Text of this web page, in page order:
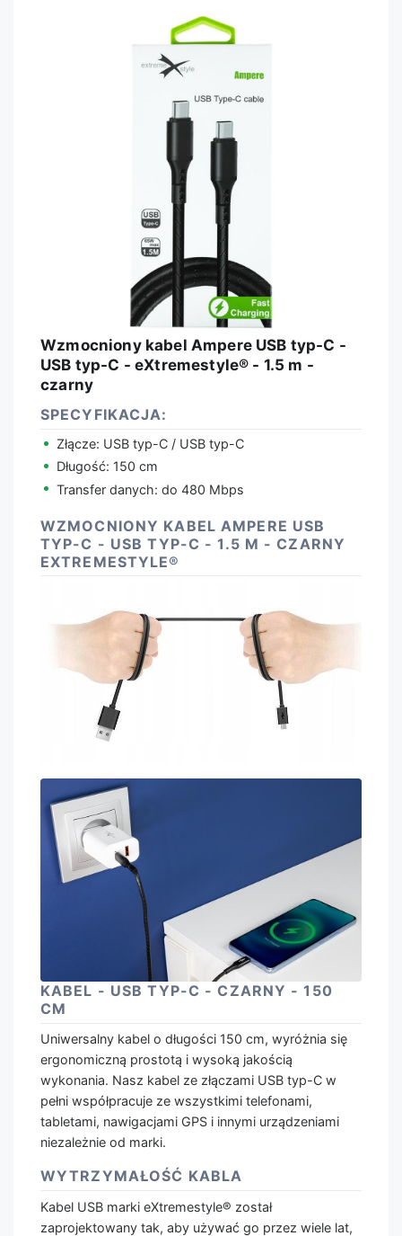
Wzmocniony kabel Ampere USB typ-C -
USB typ-C - eXtremestyle® - 1.5 m -
czarny
SPECYFIKACJA:
Złącze: USB typ-C / USB typ-C
Długość: 150 cm
Transfer danych: do 480 Mbps
WZMOCNIONY KABEL AMPERE USB
TYP-C - USB TYP-C - 1.5 M - CZARNY
EXTREMESTYLE®
KABEL - USB TYP-C - CZARNY - 150
CM
Uniwersalny kabel o długości 150 cm, wyróżnia się
ergonomiczną prostotą i wysoką jakością
wykonania. Nasz kabel ze złączami USB typ-C w
pełni współpracuje ze wszystkimi telefonami,
tabletami, nawigacjami GPS i innymi urządzeniami
niezależnie od marki.
WYTRZYMAŁOŚĆ KABLA
Kabel USB marki eXtremestyle® został
zaprojektowany tak, aby używać go przez wiele lat,